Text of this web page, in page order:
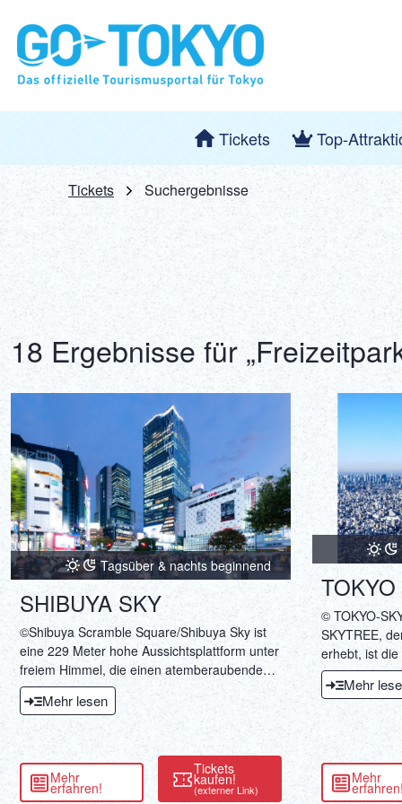
Tickets Top-
Tickets Suchergebnisse
18 Ergebnisse für
Tagsüber & nachts beginnend
SHIBUYA SKY
©Shibuya Scramble Square/Shibuya Sky ist
eine 229 Meter hohe Aussichtsplattform unter
freiem Himmel, die einen atemberaubenden
Blick auf Tokyo bietet. In diesem Artikel finden
Sie die neuesten Informationen zu
Eintrittskarten, Öffnungszeiten usw.
Mehr lesen
Mehr
erfahren!
Tickets
kaufen!
(externer Link)
© TOKYO-
SKYTREE,
erhebt, ist
Hauptstadt
Turm der
Metern hebt
wirklich von
Mehr
Mehr